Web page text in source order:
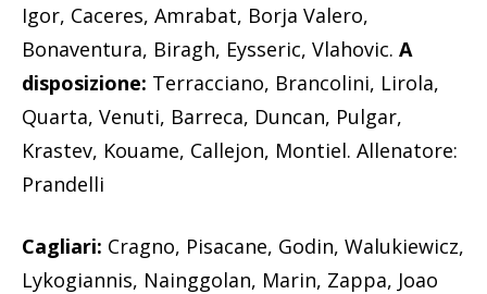
Igor, Caceres, Amrabat, Borja Valero,
Bonaventura, Biragh, Eysseric, Vlahovic. A
disposizione: Terracciano, Brancolini, Lirola,
Quarta, Venuti, Barreca, Duncan, Pulgar,
Krastev, Kouame, Callejon, Montiel. Allenatore:
Prandelli
Cagliari: Cragno, Pisacane, Godin, Walukiewicz,
Lykogiannis, Nainggolan, Marin, Zappa, Joao